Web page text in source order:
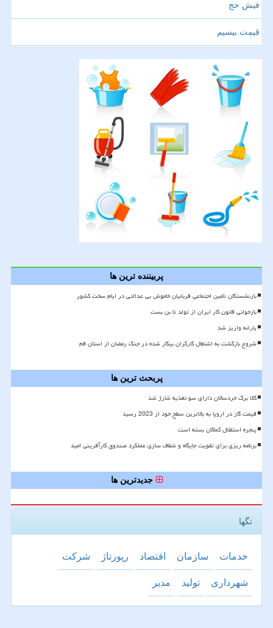
فیش حج
قیمت بیسیم
پربیننده ترین ها
بازنشستگان تأمین اجتماعی قربانیان خاموش بی عدالتی در ایام سخت کشور
بازخوانی قانون کار ایران از تولد تا بن بست
یارانه واریز شد
شروع بازگشت به اشتغال کارگران بیکار شده در جنگ رمضان از استان قم
پربحث ترین ها
کالا برگ خردسالان دارای سوءتغذیه شارژ شد
قیمت گاز در اروپا به بالاترین سطح خود از 2023 رسید
پنجره استقلال کماکان بسته است
برنامه ریزی برای تقویت جایگاه و شفاف سازی عملکرد صندوق کارآفرینی امید
جدیدترین ها
تگها
خدمات سازمان اقتصاد رپورتاژ شركت
شهرداری تولید مدیر